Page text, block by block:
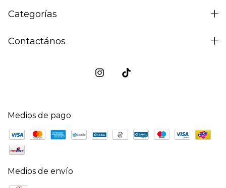
Categorías
Contactános
Medios de pago
Medios de envío